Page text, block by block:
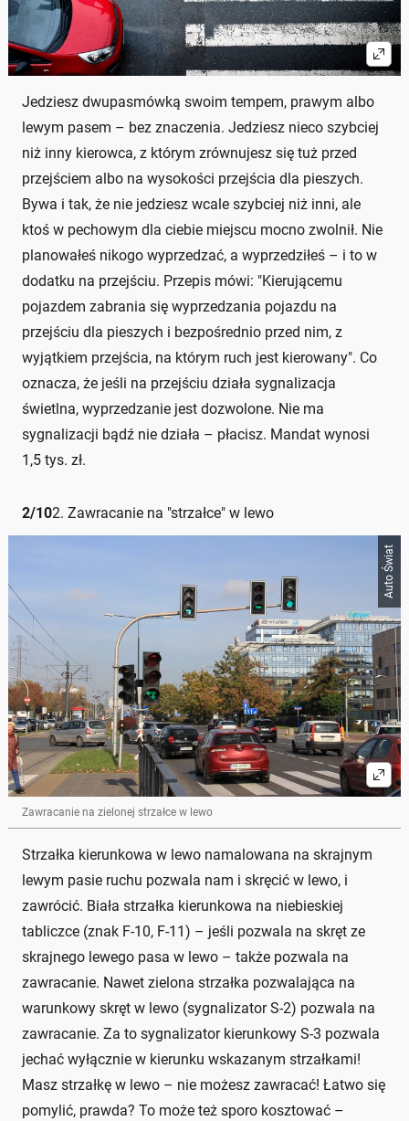
Jedziesz dwupasmówką swoim tempem, prawym albo
lewym pasem – bez znaczenia. Jedziesz nieco szybciej
niż inny kierowca, z którym zrównujesz się tuż przed
przejściem albo na wysokości przejścia dla pieszych.
Bywa i tak, że nie jedziesz wcale szybciej niż inni, ale
ktoś w pechowym dla ciebie miejscu mocno zwolnił. Nie
planowałeś nikogo wyprzedzać, a wyprzedziłeś – i to w
dodatku na przejściu. Przepis mówi: "Kierującemu
pojazdem zabrania się wyprzedzania pojazdu na
przejściu dla pieszych i bezpośrednio przed nim, z
wyjątkiem przejścia, na którym ruch jest kierowany". Co
oznacza, że jeśli na przejściu działa sygnalizacja
świetlna, wyprzedzanie jest dozwolone. Nie ma
sygnalizacji bądź nie działa – płacisz. Mandat wynosi
1,5 tys. zł.
2/102. Zawracanie na "strzałce" w lewo
Auto Świat
Zawracanie na zielonej strzałce w lewo
Strzałka kierunkowa w lewo namalowana na skrajnym
lewym pasie ruchu pozwala nam i skręcić w lewo, i
zawrócić. Biała strzałka kierunkowa na niebieskiej
tabliczce (znak F-10, F-11) – jeśli pozwala na skręt ze
skrajnego lewego pasa w lewo – także pozwala na
zawracanie. Nawet zielona strzałka pozwalająca na
warunkowy skręt w lewo (sygnalizator S-2) pozwala na
zawracanie. Za to sygnalizator kierunkowy S-3 pozwala
jechać wyłącznie w kierunku wskazanym strzałkami!
Masz strzałkę w lewo – nie możesz zawracać! Łatwo się
pomylić, prawda? To może też sporo kosztować –